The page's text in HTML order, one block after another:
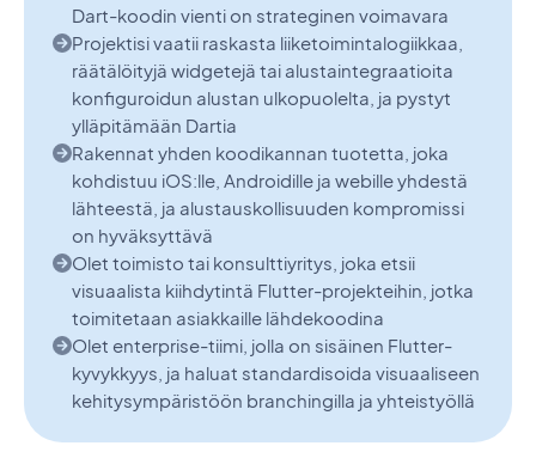
Dart-koodin vienti on strateginen voimavara
Projektisi vaatii raskasta liiketoimintalogiikkaa,
räätälöityjä widgetejä tai alustaintegraatioita
konfiguroidun alustan ulkopuolelta, ja pystyt
ylläpitämään Dartia
Rakennat yhden koodikannan tuotetta, joka
kohdistuu iOS:lle, Androidille ja webille yhdestä
lähteestä, ja alustauskollisuuden kompromissi
on hyväksyttävä
Olet toimisto tai konsulttiyritys, joka etsii
visuaalista kiihdytintä Flutter-projekteihin, jotka
toimitetaan asiakkaille lähdekoodina
Olet enterprise-tiimi, jolla on sisäinen Flutter-
kyvykkyys, ja haluat standardisoida visuaaliseen
kehitysympäristöön branchingilla ja yhteistyöllä